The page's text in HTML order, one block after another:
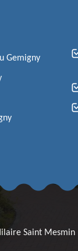
Gemigny
Saint Mesmin